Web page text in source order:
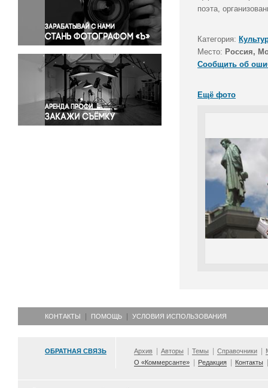
Правосудие
Происшествия и конфликты
Религия
Светская жизнь
Спорт
Экология
Экономика и бизнес
поэта,
Категория:
Место: Россия,
Сообщить об
Ещё фото
КОНТАКТЫ ПОМОЩЬ УСЛОВИЯ ИСПОЛЬЗОВАНИЯ
ОБРАТНАЯ СВЯЗЬ Архив Авторы Темы Справочники
О «Коммерсанте»
Редакция Контакты